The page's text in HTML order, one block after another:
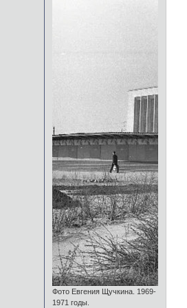
Фото Евгения Щучкина. 1969-
1971 годы.